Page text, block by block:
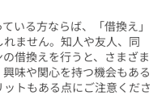
いる方ならば、「借換え」
ません。知人や友人、同
借換えを行うと、さまざま
味や関心を持つ機会もある
トもある点にご注意くださ